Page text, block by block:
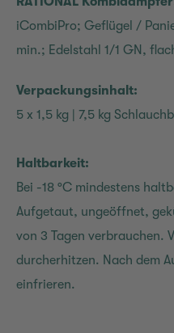
iCombiPro; Geflügel /
min.; Edelstahl 1/1 GN,
Verpackungsinhalt:
5 x 1,5 kg | 7,5 kg
Haltbarkeit:
Bei -18 °C mindestens
Aufgetaut, ungeöffnet,
von 3 Tagen verbrauchen.
durcherhitzen. Nach dem
einfrieren.